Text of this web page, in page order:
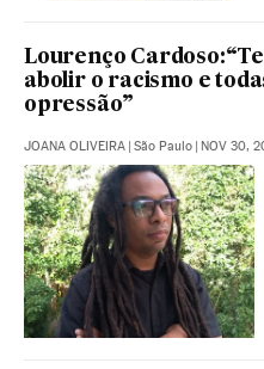
Lourenço
abolir o racismo e
opressão”
JOANA OLIVEIRA | São Paulo | NOV 30,